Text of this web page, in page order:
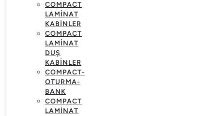
COMPACT
LAMINAT
KABINLER
COMPACT
LAMINAT
DUŞ
KABINLER
COMPACT-
OTURMA-
BANK
COMPACT
LAMINAT